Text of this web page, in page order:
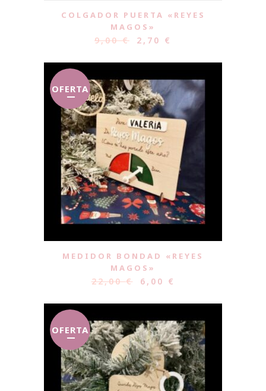
COLGADOR PUERTA «REYES
MAGOS»
9,00€ 2,70 €
OFERTA
MEDIDOR BONDAD «REYES
MAGOS»
22,00€ 6,00 €
OFERTA